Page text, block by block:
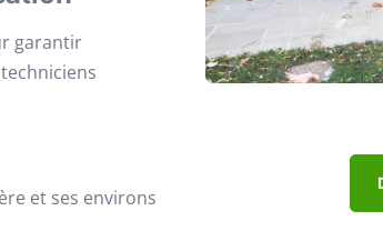
garantir
et ses environs